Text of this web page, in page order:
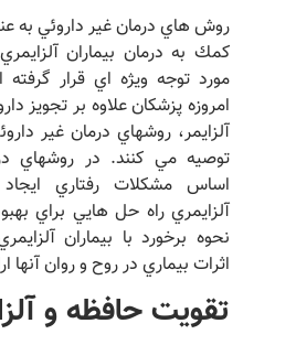
روش هاي درمان غير داروئي به
كمك به درمان بيماران
مورد توجه ويژه اي قرار
امروزه پزشكان علاوه بر تجويز دارو
آلزايمر، روشهاي درمان غير
توصيه مي كنند. در روشهاي
اساس مشكلات رفتاري ايجاد
آلزايمري راه حل هايي براي
نحوه برخورد با بيماران
اثرات بيماري در روح و روان آنها
تقويت حافظه و